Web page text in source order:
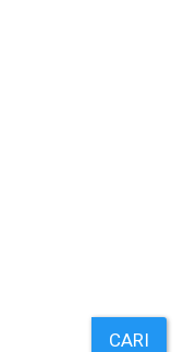
CARI